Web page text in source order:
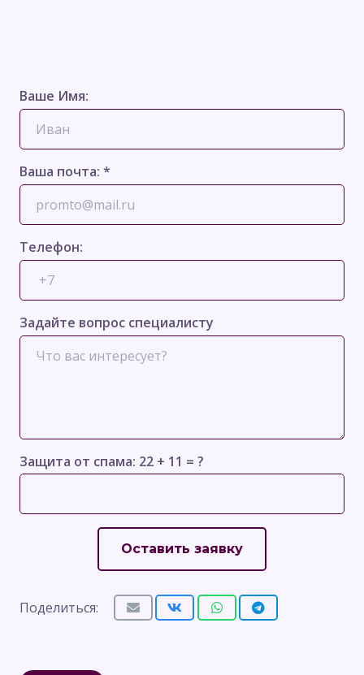
Ваше Имя:
Ваша почта: *
Телефон:
Задайте вопрос специалисту
Защита от спама: 22 + 11 = ?
Оставить заявку
Поделиться: